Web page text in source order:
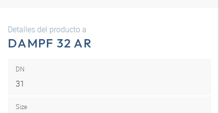
Detalles del producto a
DAMPF 32 AR
DN
31
Size